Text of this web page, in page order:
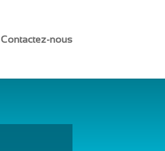
Contactez-nous